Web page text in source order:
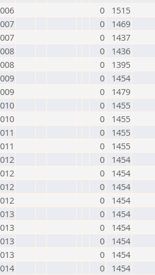
0
1515
0
1469
0
1437
0
1436
0
1395
0
1454
0
1479
0
1455
0
1455
0
1455
0
1455
0
1454
0
1454
0
1454
0
1454
0
1454
0
1454
0
1454
0
1454
0
1454